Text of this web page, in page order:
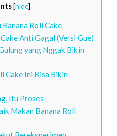
[hide]
Roll Cake
Anti Gagal (Versi Gue)
yang Nggak Bikin
Cake Ini Bisa Bikin
Itu Proses
Makan Banana Roll